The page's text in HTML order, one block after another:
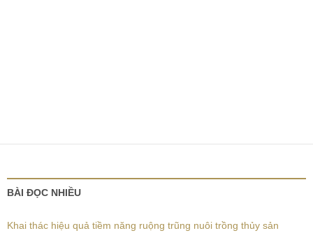
BÀI ĐỌC NHIỀU
Khai thác hiệu quả tiềm năng ruộng trũng nuôi trồng thủy sản